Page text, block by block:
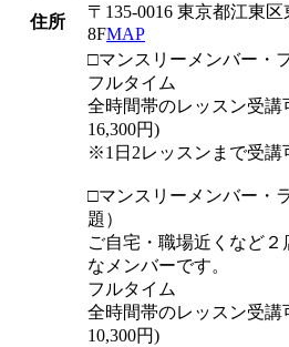
住所
〒135-0016 東京都江東
8FMAP
□マンスリーメンバー・
フルタイム
全時間帯のレッスン受講
16,300円)
※1日2レッスンまで受講
□マンスリーメンバー・
題）
ご自宅・職場近くなど
なメンバーです。
フルタイム
全時間帯のレッスン受講
10,300円)